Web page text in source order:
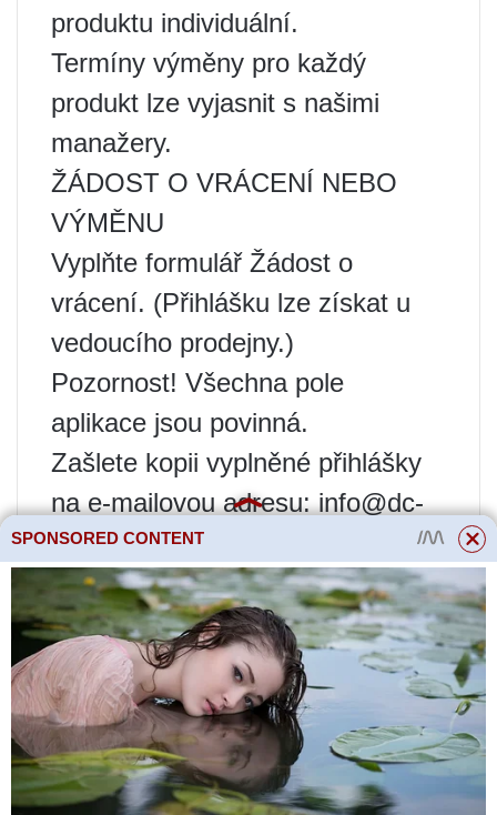
produktu individuální.
Termíny výměny pro každý
produkt lze vyjasnit s našimi
manažery.
ŽÁDOST O VRÁCENÍ NEBO
VÝMĚNU
Vyplňte formulář Žádost o
vrácení. (Přihlášku lze získat u
vedoucího prodejny.)
Pozornost! Všechna pole
aplikace jsou povinná.
Zašlete kopii vyplněné přihlášky
na e-mailovou adresu: info@dc-
electro.ru
Připojte fotografie vad nebo
poškození.
Pro kontakt prosím uveďte své
telefonní číslo.
Do 1 pracovního dne Vás
budeme kontaktovat a potvrdíme
SPONSORED CONTENT